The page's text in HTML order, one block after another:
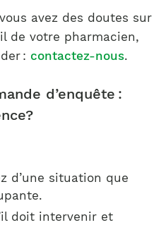
avez des doutes sur
de votre pharmacien,
: contactez-nous.
d’enquête :
d’une situation que
doit intervenir et